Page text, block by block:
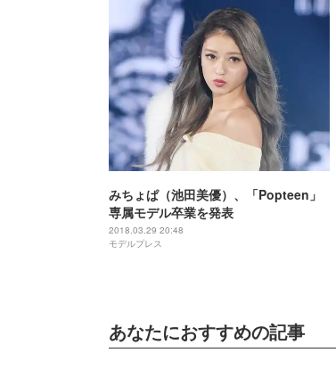
みちょぱ（池田美優）、「Popteen」
専属モデル卒業を発表
2018.03.29 20:48
モデルプレス
あなたにおすすめの記事